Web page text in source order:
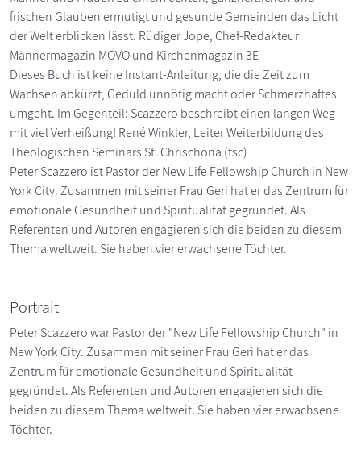
frischen Glauben ermutigt und gesunde Gemeinden das Licht
der Welt erblicken lässt. Rüdiger Jope, Chef-Redakteur
Männermagazin MOVO und Kirchenmagazin 3E
Dieses Buch ist keine Instant-Anleitung, die die Zeit zum
Wachsen abkürzt, Geduld unnötig macht oder Schmerzhaftes
umgeht. Im Gegenteil: Scazzero beschreibt einen langen Weg
mit viel Verheißung! René Winkler, Leiter Weiterbildung des
Theologischen Seminars St. Chrischona (tsc)
Peter Scazzero ist Pastor der New Life Fellowship Church in New
York City. Zusammen mit seiner Frau Geri hat er das Zentrum für
emotionale Gesundheit und Spiritualität gegründet. Als
Referenten und Autoren engagieren sich die beiden zu diesem
Thema weltweit. Sie haben vier erwachsene Töchter.
Portrait
Peter Scazzero war Pastor der "New Life Fellowship Church" in
New York City. Zusammen mit seiner Frau Geri hat er das
Zentrum für emotionale Gesundheit und Spiritualität
gegründet. Als Referenten und Autoren engagieren sich die
beiden zu diesem Thema weltweit. Sie haben vier erwachsene
Töchter.